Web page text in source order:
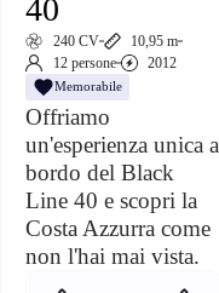
40
240 CV
10,95 m
12 persone
2012
Memorabile
Offriamo
un'esperienza unica a
bordo del Black
Line 40 e scopri la
Costa Azzurra come
non l'hai mai vista.